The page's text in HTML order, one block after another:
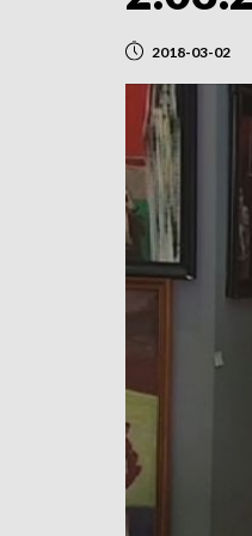
2018-03-02